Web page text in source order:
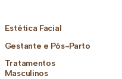
Estética Facial
Gestante e Pós-Parto
Tratamentos
Masculinos